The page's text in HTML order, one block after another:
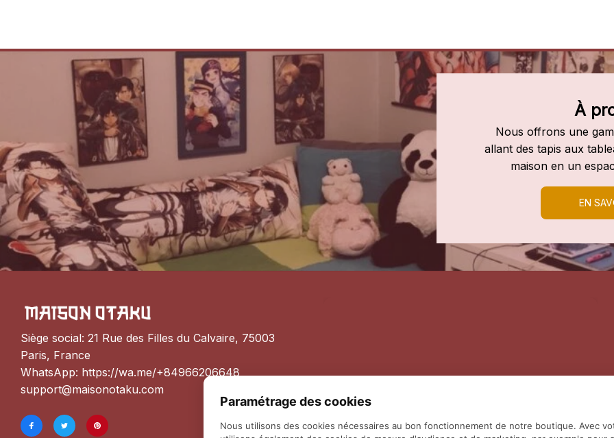
À
Nous offrons une
allant des tapis aux
maison en un
EN
Siège social: 21 Rue des Filles du Calvaire, 75003
Paris, France
WhatsApp: https://wa.me/+84966206648
support@maisonotaku.com
Paramétrage des cookies
Nous utilisons des cookies nécessaires au bon fonctionnement de notre boutique. Avec